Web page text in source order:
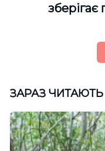
ЗАРАЗ ЧИТАЮТЬ